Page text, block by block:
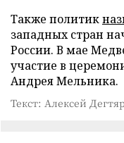
Также политик
западных стран
России. В мае
участие в
Андрея Мельника.
Текст: Алексей